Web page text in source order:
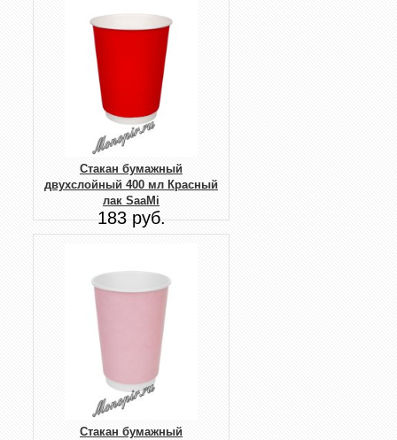
Стакан бумажный
двухслойный 400 мл Красный
лак SaaMi
183 руб.
Стакан бумажный